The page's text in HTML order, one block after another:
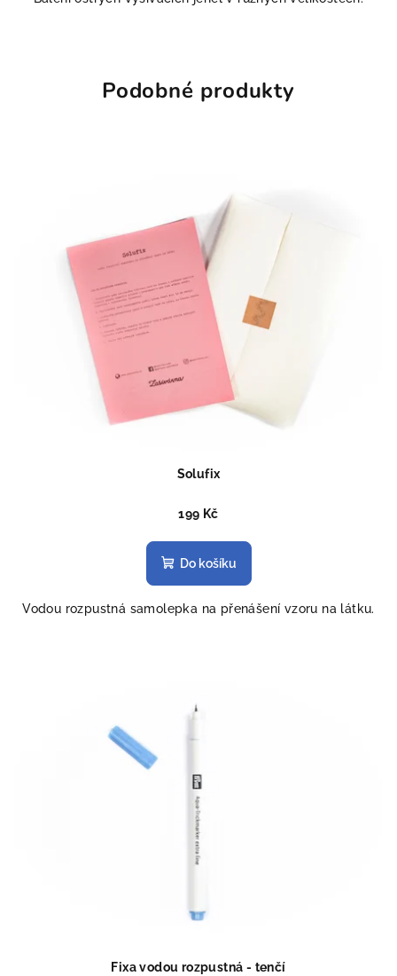
Podobné produkty
Solufix
199 Kč
Do košíku
Vodou rozpustná samolepka na přenášení vzoru na látku.
Fixa vodou rozpustná - tenčí